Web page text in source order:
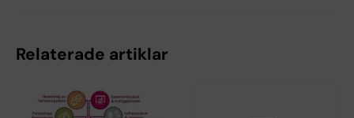
Relaterade artiklar